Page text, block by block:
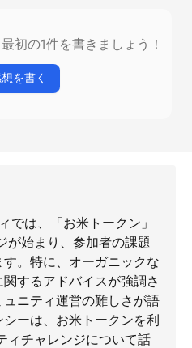
初の1件を書きましょう！
を書く
では、「お米トークン」
が始まり、参加者の課題
。特に、オーガニックな
するアドバイスが強調さ
ニティ運営の難しさが語
ーは、お米トークンを利
ィチャレンジについて話